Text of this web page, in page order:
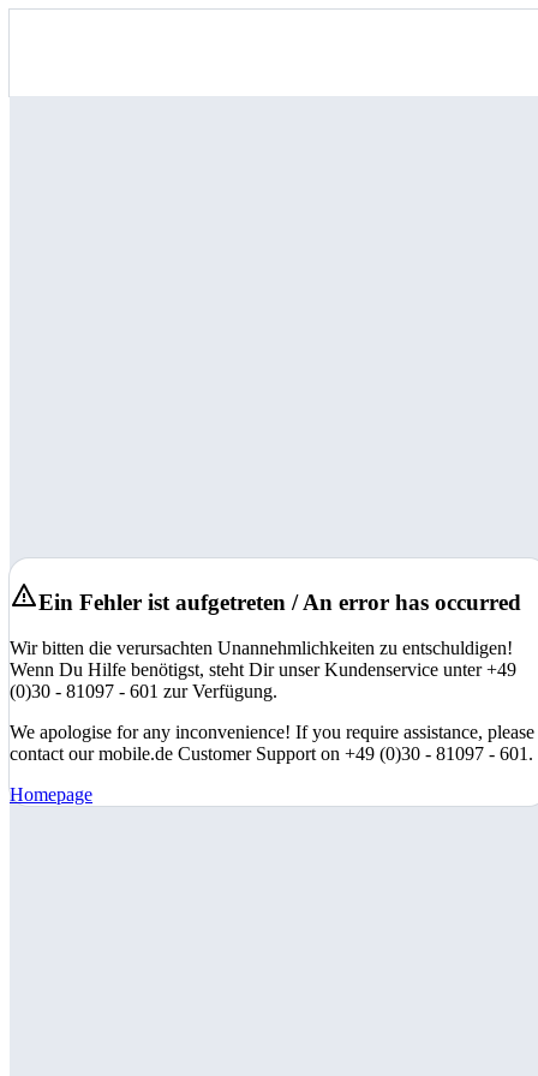
Ein Fehler ist aufgetreten / An error has occurred
Wir bitten die verursachten Unannehmlichkeiten zu entschuldigen!
Wenn Du Hilfe benötigst, steht Dir unser Kundenservice unter +49
(0)30 - 81097 - 601 zur Verfügung.
We apologise for any inconvenience! If you require assistance, please
contact our mobile.de Customer Support on +49 (0)30 - 81097 - 601.
Homepage